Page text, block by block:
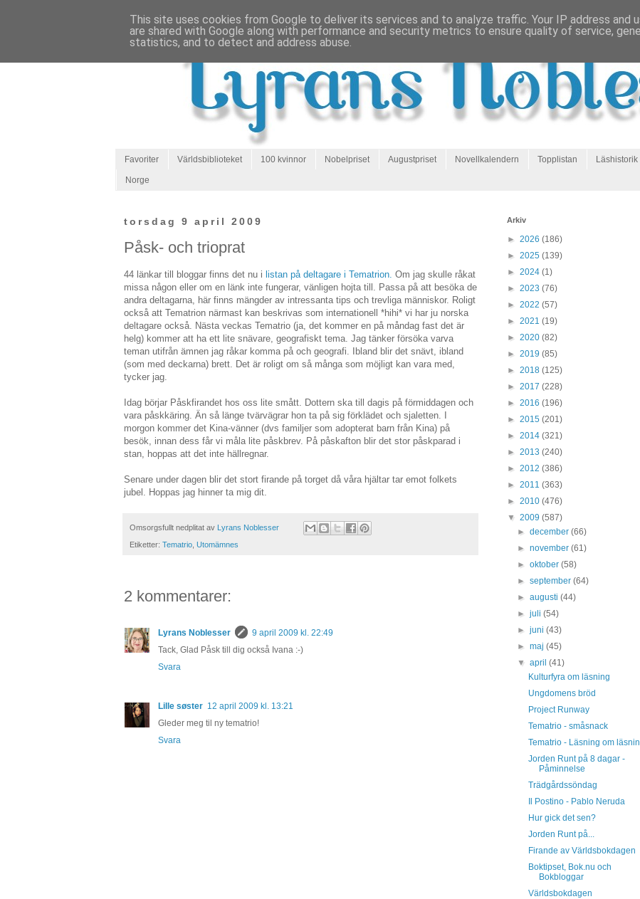
Favoriter Världsbiblioteket 100 kvinnor Nobelpriset Augustpriset Novellkalendern Topplistan Läshistorik
Norge
torsdag 9 april 2009
Påsk- och trioprat
44 länkar till bloggar finns det nu i listan på deltagare i Tematrion. Om jag skulle råkat
missa någon eller om en länk inte fungerar, vänligen hojta till. Passa på att besöka de
andra deltagarna, här finns mängder av intressanta tips och trevliga människor. Roligt
också att Tematrion närmast kan beskrivas som internationell *hihi* vi har ju norska
deltagare också. Nästa veckas Tematrio (ja, det kommer en på måndag fast det är
helg) kommer att ha ett lite snävare, geografiskt tema. Jag tänker försöka varva
teman utifrån ämnen jag råkar komma på och geografi. Ibland blir det snävt, ibland
(som med deckarna) brett. Det är roligt om så många som möjligt kan vara med,
tycker jag.
Idag börjar Påskfirandet hos oss lite smått. Dottern ska till dagis på förmiddagen och
vara påskkäring. Än så länge tvärvägrar hon ta på sig förklädet och sjaletten. I
morgon kommer det Kina-vänner (dvs familjer som adopterat barn från Kina) på
besök, innan dess får vi måla lite påskbrev. På påskafton blir det stor påskparad i
stan, hoppas att det inte hällregnar.
Senare under dagen blir det stort firande på torget då våra hjältar tar emot folkets
jubel. Hoppas jag hinner ta mig dit.
Omsorgsfullt nedplitat av Lyrans Noblesser
Etiketter: Tematrio Utomämnes
2 kommentarer:
Lyrans Noblesser
9 april 2009 kl. 22:49
Tack, Glad Påsk till dig också Ivana :-)
Svara
Lille søster 12 april 2009 kl. 13:21
Gleder meg til ny tematrio!
Svara
Arkiv
► 2026 (186)
► 2025 (139)
► 2024 (1)
► 2023 (76)
► 2022 (57)
► 2021 (19)
► 2020 (82)
► 2019 (85)
► 2018 (125)
► 2017 (228)
► 2016 (196)
► 2015 (201)
► 2014 (321)
► 2013 (240)
► 2012 (386)
► 2011 (363)
► 2010 (476)
▼ 2009 (587)
►december(66)
►november(61)
►oktober(58)
►september(64)
►augusti(44)
►juli(54)
►juni(43)
►maj(45)
▼april(41)
Kulturfyra om läsning
Ungdomens bröd
Project Runway
Tematrio - småsnack
Tematrio - Läsning om
Jorden Runt på 8 dagar -
Påminnelse
Trädgårdssöndag
Il Postino - Pablo Neruda
Hur gick det sen?
Jorden Runt på...
Firande av Världsbokdagen
Boktipset, Bok.nu och
Bokbloggar
Världsbokdagen
This site uses cookies from Google to deliver its services and to analyze traffic. Your IP address and
are shared with Google along with performance and security metrics to ensure quality of service,
statistics, and to detect and address abuse.